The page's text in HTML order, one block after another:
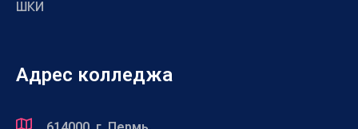
ШКИ
Адрес колледжа